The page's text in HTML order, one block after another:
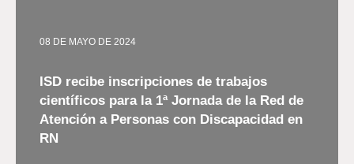
08 DE MAYO DE 2024
ISD recibe inscripciones de trabajos
científicos para la 1ª Jornada de la Red de
Atención a Personas con Discapacidad en
RN